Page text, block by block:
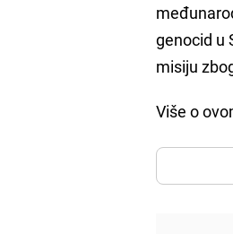
genocid u
misiju
Više o